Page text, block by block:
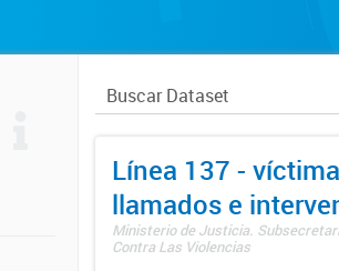
Línea 137 -
llamados e
Ministerio de Justicia.
Contra Las Violencias